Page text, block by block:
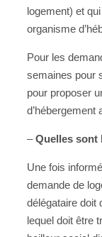
logement) et
organisme
Pour les
semaines pour
pour proposer
d’hébergement
–Quelles sont
Une fois
demande de
délégataire doit
lequel doit être